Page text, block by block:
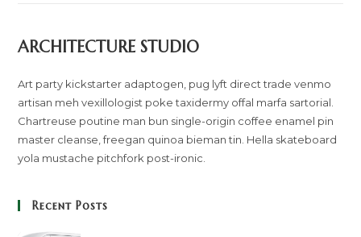
ARCHITECTURE STUDIO
Art party kickstarter adaptogen, pug lyft direct trade venmo
artisan meh vexillologist poke taxidermy offal marfa sartorial.
Chartreuse poutine man bun single-origin coffee enamel pin
master cleanse, freegan quinoa bieman tin. Hella skateboard
yola mustache pitchfork post-ironic.
Recent Posts